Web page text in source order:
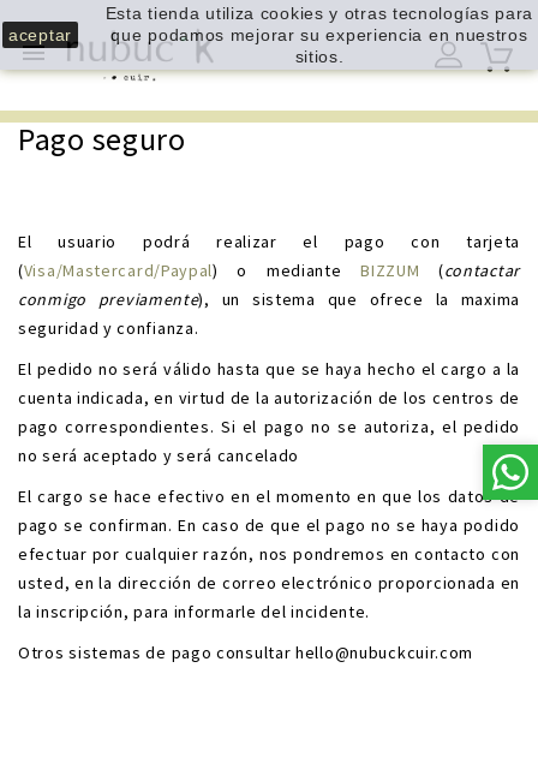

Pago seguro
El usuario podrá realizar el pago con tarjeta
(Visa/Mastercard/Paypal) o medianteBIZZUM (contactar
conmigo previamente), un sistema que ofrece la maxima
seguridad y confianza.
El pedido no será válido hasta que se haya hecho el cargo a la
cuenta indicada, en virtud de la autorización de los centros de
pago correspondientes. Si el pago no se autoriza, el pedido
no será aceptado y será cancelado
El cargo se hace efectivo en el momento en que los datos de
pago se confirman. En caso de que el pago no se haya podido
efectuar por cualquier razón, nos pondremos en contacto con
usted, en la dirección de correo electrónico proporcionada en
la inscripción, para informarle del incidente.
Otros sistemas de pago consultar hello@nubuckcuir.com
aceptar
Esta tienda utiliza cookies y otras tecnologías para
que podamos mejorar su experiencia en nuestros
sitios.